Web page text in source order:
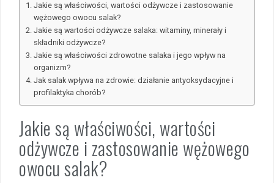
Jakie są właściwości, wartości odżywcze i zastosowanie
wężowego owocu salak?
Jakie są wartości odżywcze salaka: witaminy, minerały i
składniki odżywcze?
Jakie są właściwości zdrowotne salaka i jego wpływ na
organizm?
Jak salak wpływa na zdrowie: działanie antyoksydacyjne i
profilaktyka chorób?
Jakie są właściwości, wartości
odżywcze i zastosowanie wężowego
owocu salak?